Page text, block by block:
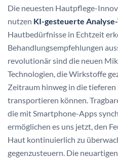
Die neuesten Hautpflege-
nutzen KI-gesteuerte
Hautbedürfnisse in Echtzeit
Behandlungsempfehlungen
revolutionär sind die neuen
Technologien, die Wirkstoffe
Zeitraum hinweg in die
transportieren können.
die mit Smartphone-Apps
ermöglichen es uns jetzt, den
Haut kontinuierlich zu
gegenzusteuern. Die